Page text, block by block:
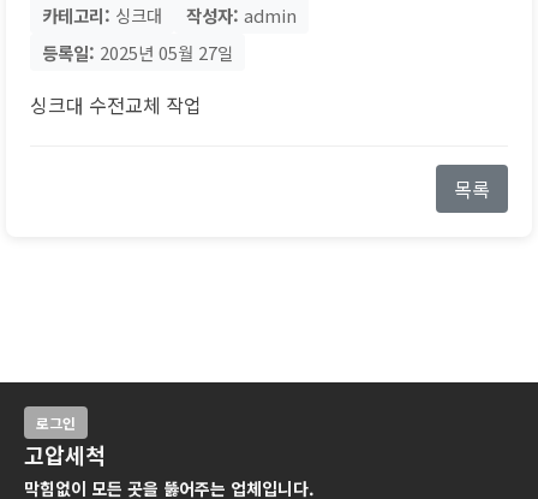
카테고리: 싱크대 작성자: admin
등록일: 2025년 05월 27일
싱크대 수전교체 작업
목록
로그인
고압세척
막힘없이 모든 곳을 뚫어주는 업체입니다.